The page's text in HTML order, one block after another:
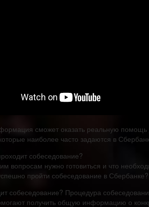
сможет оказать реальную помощь
наиболее часто задаются в
собеседование?
вопросам нужно готовиться и что
пройти собеседование в Сбербанке?
собеседование? Процедура
получить общую информацию о